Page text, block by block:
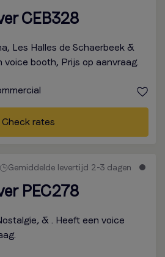
CEB328
Les Halles de Schaerbeek &
voice booth, Prijs op aanvraag.
Check rates
Gemiddelde levertijd 2-3 dagen
PEC278
& . Heeft een voice